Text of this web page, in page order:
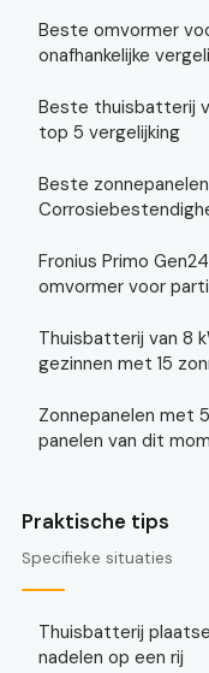
Beste omvormer
onafhankelijke
Beste thuisbatterij
top 5 vergelijking
Beste
Fronius Primo
omvormer voor
Thuisbatterij van 8
gezinnen met 15
Zonnepanelen met
panelen van dit
Praktische tips
Specifieke situaties
Thuisbatterij
nadelen op een rij